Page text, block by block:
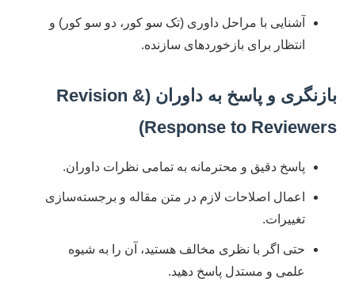
آشنایی با مراحل داوری (تک سو کور، دو سو کور) و
انتظار برای بازخوردهای سازنده.
بازنگری و پاسخ به داوران (Revision &
Response to Reviewers)
پاسخ دقیق و محترمانه به تمامی نظرات داوران.
اعمال اصلاحات لازم در متن مقاله و برجسته‌سازی
تغییرات.
حتی اگر با نظری مخالف هستید، آن را به شیوه
علمی و مستدل پاسخ دهید.